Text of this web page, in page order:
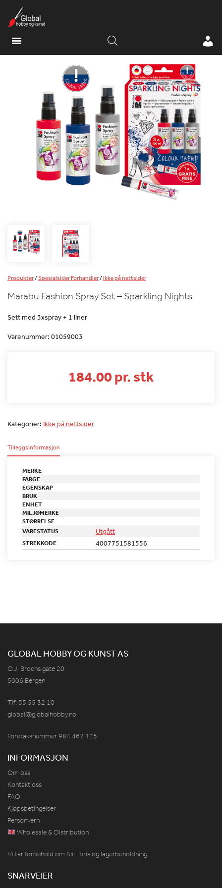
Produkter/Spesialsider Forhandler/Ikke på nettsider
Marabu Fashion Spray Set – Sparkling Nights
Sett med 3xspray + 1 liner
Varenummer: 01059003
184.00 pr. stk
Kategorier: Ikke på nettsider
Tilleggsinformasjon
MERKE
FARGE
EGENSKAP
BRUK
ENHET
MILJØMERKE
STØRRELSE
VARESTATUS
Utgått
STREKKODE 4007751581556
GLOBAL HOBBY OG KUNST AS
O.J. Brochs gate 20
5006 Bergen
Tlf: 55 55 32 10
global@globalhobby.no
Foretaksnummer 984 467 125
INFORMASJON
Om oss
Kontakt oss
FAQ
Kjøpsbetingelser
Personvern
Wholesale & Distribution
Vi tar forbehold om feil i pris og lagerbeholdning
SNARVEIER